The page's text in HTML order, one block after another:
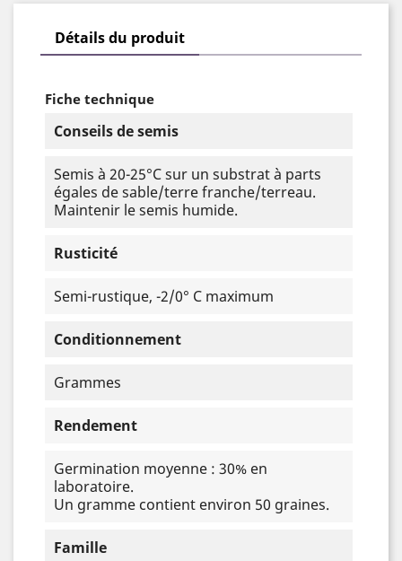
Détails du produit
Fiche technique
Conseils de semis
Semis à 20-25°C sur un substrat à parts
égales de sable/terre franche/terreau.
Maintenir le semis humide.
Rusticité
Semi-rustique, -2/0° C maximum
Conditionnement
Grammes
Rendement
Germination moyenne : 30% en
laboratoire.
Un gramme contient environ 50 graines.
Famille